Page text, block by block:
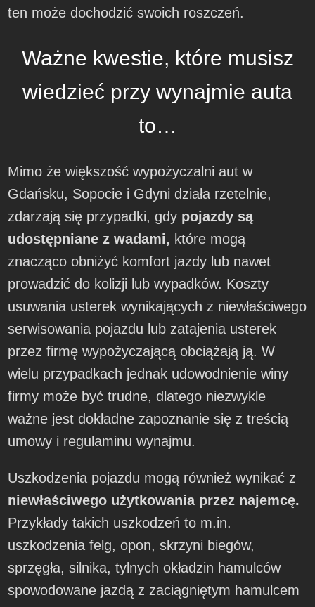
ten może dochodzić swoich roszczeń.
Ważne kwestie, które musisz
wiedzieć przy wynajmie auta
to…
Mimo że większość wypożyczalni aut w
Gdańsku, Sopocie i Gdyni działa rzetelnie,
zdarzają się przypadki, gdy pojazdy są
udostępniane z wadami, które mogą
znacząco obniżyć komfort jazdy lub nawet
prowadzić do kolizji lub wypadków. Koszty
usuwania usterek wynikających z niewłaściwego
serwisowania pojazdu lub zatajenia usterek
przez firmę wypożyczającą obciążają ją. W
wielu przypadkach jednak udowodnienie winy
firmy może być trudne, dlatego niezwykle
ważne jest dokładne zapoznanie się z treścią
umowy i regulaminu wynajmu.
Uszkodzenia pojazdu mogą również wynikać z
niewłaściwego użytkowania przez najemcę.
Przykłady takich uszkodzeń to m.in.
uszkodzenia felg, opon, skrzyni biegów,
sprzęgła, silnika, tylnych okładzin hamulców
spowodowane jazdą z zaciągniętym hamulcem